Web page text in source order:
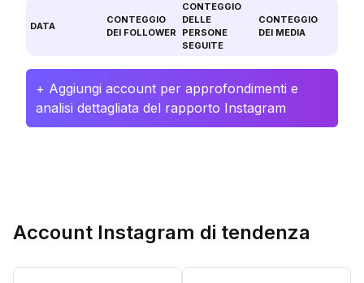
DATA
CONTEGGIO
DEI FOLLOWER
CONTEGGIO
DELLE
PERSONE
SEGUITE
CONTEGGIO
DEI MEDIA
+ Aggiungi account per approfondimenti e
analisi dettagliata del rapporto Instagram
Account Instagram di tendenza